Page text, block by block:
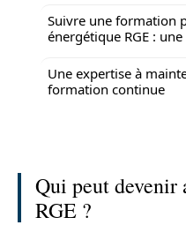
Suivre une formation
énergétique RGE :
Une expertise à
formation continue
Qui peut devenir
RGE ?